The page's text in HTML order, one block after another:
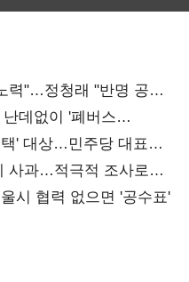
력"…정청래 "반명 공세
데없이 '폐버스
' 대상…민주당 대표로
사과…적극적 조사로
시 협력 없으면 '공수표'